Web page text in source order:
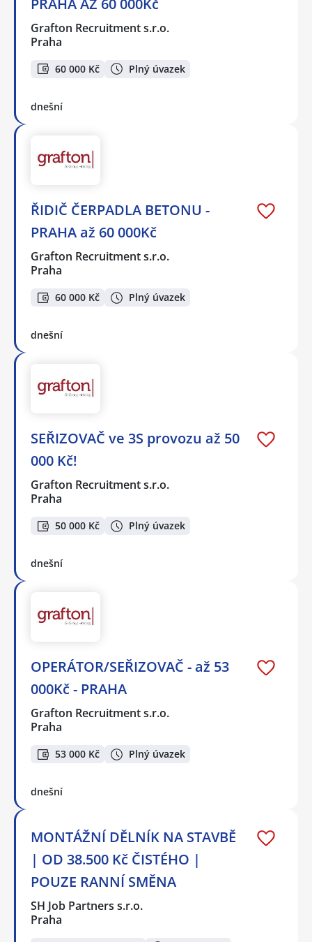
Grafton Recruitment s.r.o.
Praha
60 000 Kč Plný úvazek
dnešní
ŘIDIČ ČERPADLA BETONU -
PRAHA až 60 000Kč
Grafton Recruitment s.r.o.
Praha
60 000 Kč Plný úvazek
dnešní
SEŘIZOVAČ ve 3S provozu až 50
000 Kč!
Grafton Recruitment s.r.o.
Praha
50 000 Kč Plný úvazek
dnešní
OPERÁTOR/SEŘIZOVAČ - až 53
000Kč - PRAHA
Grafton Recruitment s.r.o.
Praha
53 000 Kč Plný úvazek
dnešní
MONTÁŽNÍ DĚLNÍK NA STAVBĚ
| OD 38.500 Kč ČISTÉHO |
POUZE RANNÍ SMĚNA
SH Job Partners s.r.o.
Praha